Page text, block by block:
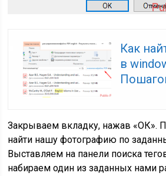
Как
в
Закрываем вкладку, нажав «ОК».
найти нашу фотографию по
Выставляем на панели поиска
набираем один из заданных нами